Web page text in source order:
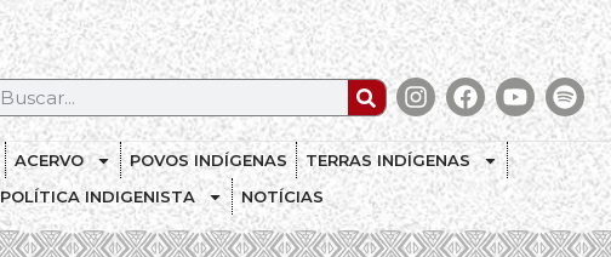
ACERVO POVOS INDÍGENAS
TERRAS INDÍGENAS
POLÍTICA INDIGENISTA
NOTÍCIAS